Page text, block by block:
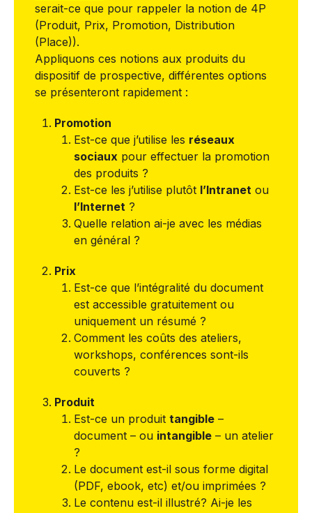
serait-ce que pour rappeler la notion de 4P
(Produit, Prix, Promotion, Distribution
(Place)).
Appliquons ces notions aux produits du
dispositif de prospective, différentes options
se présenteront rapidement :
Promotion
Est-ce que j’utilise les réseaux
sociaux pour effectuer la promotion
des produits ?
Est-ce les j’utilise plutôt l’Intranet ou
l’Internet ?
Quelle relation ai-je avec les médias
en général ?
Prix
Est-ce que l’intégralité du document
est accessible gratuitement ou
uniquement un résumé ?
Comment les coûts des ateliers,
workshops, conférences sont-ils
couverts ?
Produit
Est-ce un produit tangible –
document – ou intangible – un atelier
?
Le document est-il sous forme digital
(PDF, ebook, etc) et/ou imprimées ?
Le contenu est-il illustré? Ai-je les